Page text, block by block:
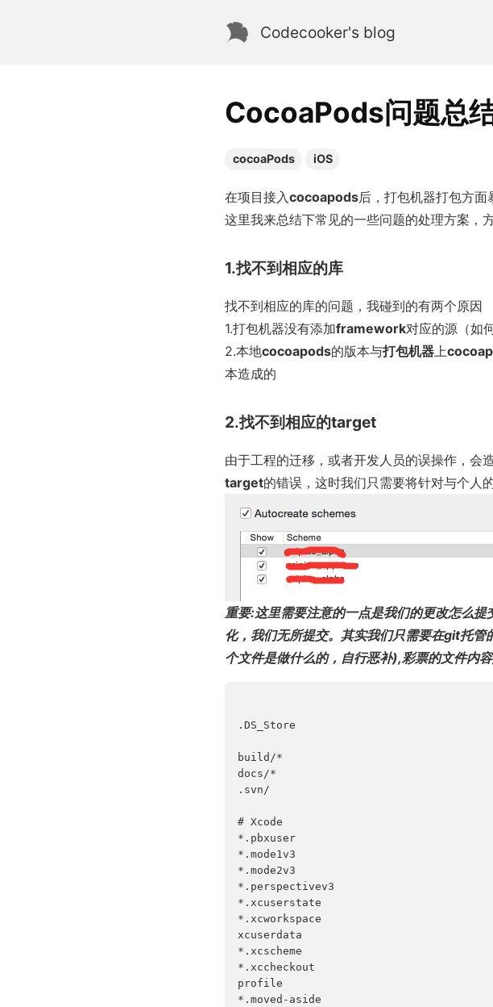
Codecooker's blog
CocoaPods问题总
cocoaPods iOS
在项目接入cocoapods后，打包机器打包方面
这里我来总结下常见的一些问题的处理方案，
1.找不到相应的库
找不到相应的库的问题，我碰到的有两个原因
1.打包机器没有添加framework对应的源（如
2.本地cocoapods的版本与打包机器 上
本造成的
2.找不到相应的target
由于工程的迁移，或者开发人员的误操作，会
target的错误，这时我们只需要将针对与个人
重要:这里需要注意的一点是我们的更改怎么
化，我们无所提交。其实我们只需要在git托
个文件是做什么的，自行恶补),彩票的文件内
.DS_Store
build/*
docs/*
.svn/
# Xcode
*.pbxuser
*.mode1v3
*.mode2v3
*.perspectivev3
*.xcuserstate
*.xcworkspace
xcuserdata
*.xcscheme
*.xccheckout
profile
*.moved-aside